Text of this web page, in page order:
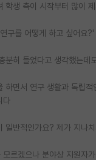
학생 측이 시작부터 많이
구를 어떻게 하고 싶어요?'
분히 들었다고 생각했는데
하면서 연구 생활과 독립
다
일반적인가요? 제가 지나
모르겠으나 분야상 지원자